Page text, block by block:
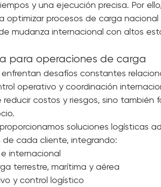
que requieren trasladar
que cada operación
y una ejecución precisa. Por
optimizar procesos de carga
mudanza internacional con altos
para operaciones de carga
desafíos constantes
operativo y coordinación
costos y riesgos, sino también
soluciones logísticas
cada cliente, integrando: